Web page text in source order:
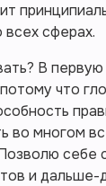
сферах.
В
что
во многом
себе
и